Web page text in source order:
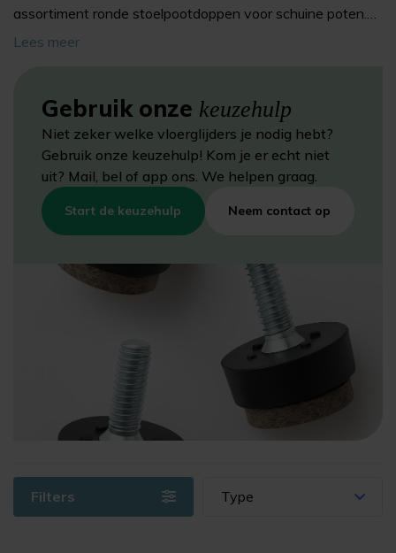
assortiment ronde stoelpootdoppen voor schuine poten.
We hebben ze voor ronde houten en metalen stoelpootjes
glijvlak.
Lees meer
Gebruik onze keuzehulp
Niet zeker welke vloerglijders je nodig hebt?
Gebruik onze keuzehulp! Kom je er echt niet
uit? Mail, bel of app ons. We helpen graag.
Start de keuzehulp Neem contact op
Filters Type